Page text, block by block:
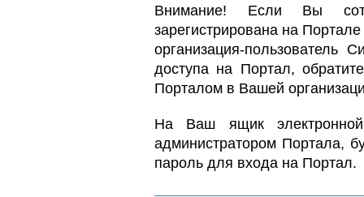
Внимание! Если Вы
зарегистрирована на
организация-
доступа на Портал,
Порталом в Вашей
На Ваш ящик электронной
администратором Портала,
пароль для входа на Портал.